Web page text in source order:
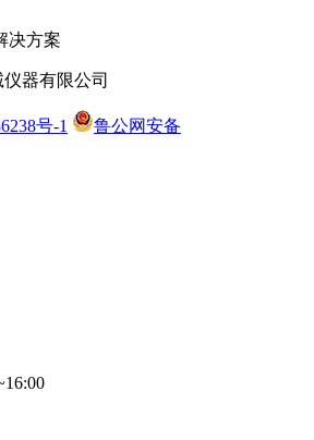
决方案
器有限公司
号-1
鲁公网安备